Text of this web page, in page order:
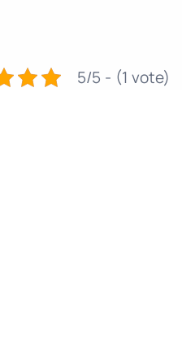
5/5 - (1 vote)